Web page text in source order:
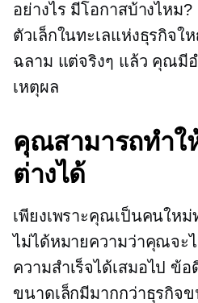
อย่างไร มีโอกาสบ้างไหม
ตัวเล็กในทะเลแห่งธุรกิจใ
ฉลาม แต่จริงๆ แล้ว คุณมี
เหตุผล
คุณสามารถทำใ
ต่างได้
เพียงเพราะคุณเป็นคนให
ไม่ได้หมายความว่าคุณจะ
ความสำเร็จได้เสมอไป ข้
ขนาดเล็กมีมากกว่าธุรกิ